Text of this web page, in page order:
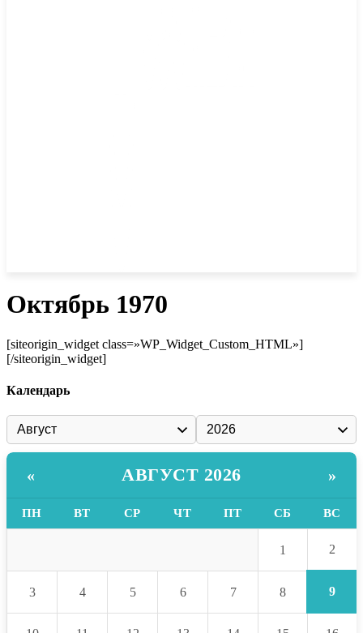
Октябрь 1970
[siteorigin_widget class=»WP_Widget_Custom_HTML»]
[/siteorigin_widget]
Календарь
« АВГУСТ 2026 »
ПН ВТ СР ЧТ ПТ СБ ВС
1 2
3 4 5 6 7 8 9